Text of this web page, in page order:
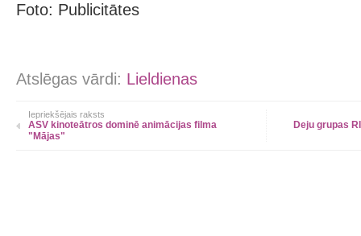
Foto: Publicitātes
Atslēgas vārdi: Lieldienas
Iepriekšējais raksts
ASV kinoteātros dominē animācijas filma
"Mājas"
Deju grupas